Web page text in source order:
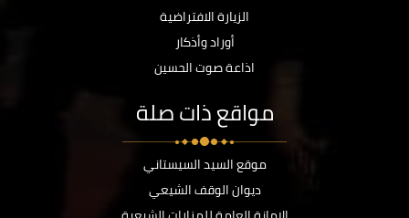
الزيارة الافتراضية
أوراد وأذكار
اذاعة صوت الحسين
مواقع ذات صلة
موقع السيد السيستاني
ديوان الوقف الشيعي